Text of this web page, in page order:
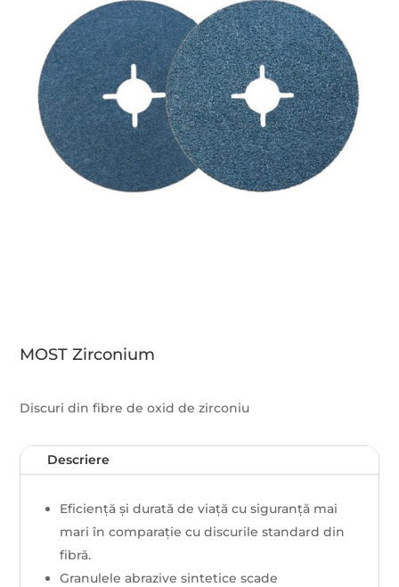
MOST Zirconium
Discuri din fibre de oxid de zirconiu
Descriere
Eficiență și durată de viață cu siguranță mai
mari în comparație cu discurile standard din
fibră.
Granulele abrazive sintetice scade